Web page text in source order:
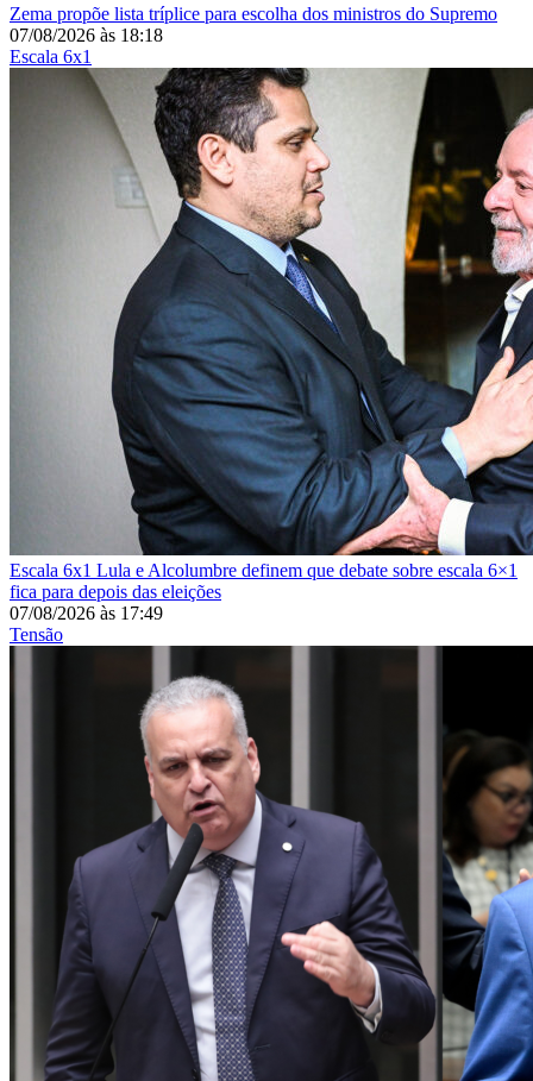
Zema propõe lista tríplice para escolha dos ministros do Supremo
07/08/2026 às 18:18
Escala 6x1
Escala 6x1 Lula e Alcolumbre definem que debate sobre escala 6×1
fica para depois das eleições
07/08/2026 às 17:49
Tensão